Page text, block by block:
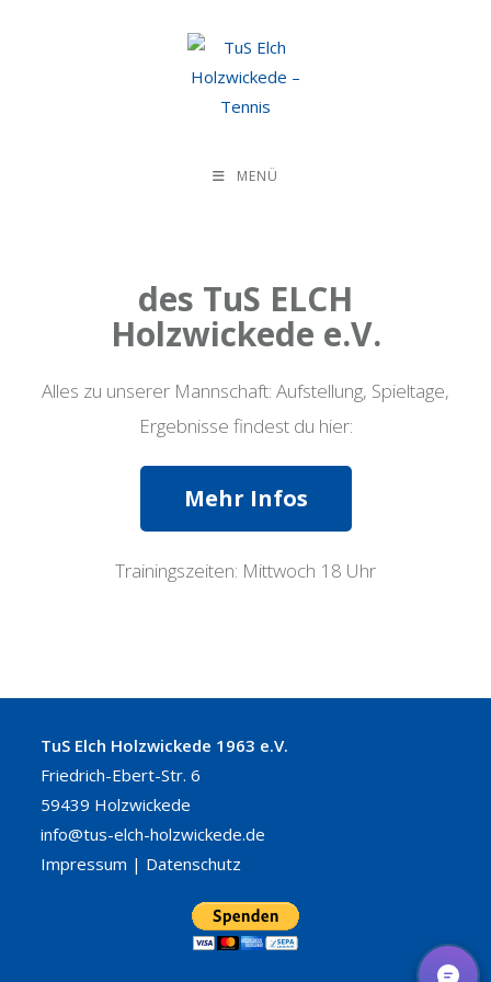
MENÜ
des TuS ELCH
Holzwickede e.V.
Alles zu unserer Mannschaft: Aufstellung, Spieltage,
Ergebnisse findest du hier:
Mehr Infos
Trainingszeiten: Mittwoch 18 Uhr
TuS Elch Holzwickede 1963 e.V.
Friedrich-Ebert-Str. 6
59439 Holzwickede
info@tus-elch-holzwickede.de
Impressum | Datenschutz